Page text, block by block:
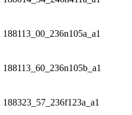
188113_00_236n105a_a1
188113_60_236n105b_a1
188323_57_236f123a_a1